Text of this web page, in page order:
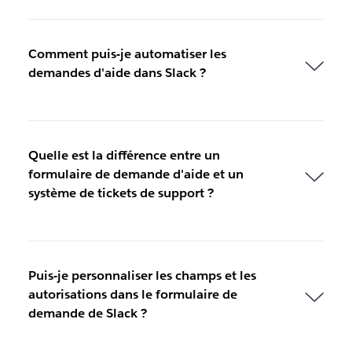
Comment puis-je automatiser les
demandes d'aide dans Slack ?
Quelle est la différence entre un
formulaire de demande d'aide et un
système de tickets de support ?
Puis-je personnaliser les champs et les
autorisations dans le formulaire de
demande de Slack ?